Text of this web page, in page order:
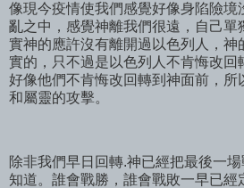
像現今疫情使我們感覺好像身陷險境
亂之中，感覺神離我們很遠，自己單
實神的應許沒有離開過以色列人，神
實的，只不過是以色列人不肯悔改回
好像他們不肯悔改回轉到神面前，所
和屬靈的攻擊。
除非我們早日回轉.神已經把最後一
知道。誰會戰勝，誰會戰敗一早已經